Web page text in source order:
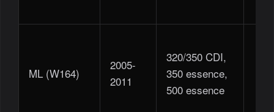
ML (W164)
2005-
2011
320/350 CDI,
350 essence,
500 essence